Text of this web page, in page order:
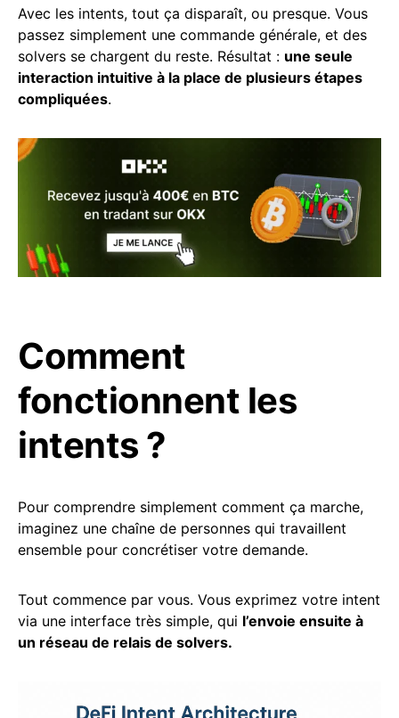
Avec les intents, tout ça disparaît, ou presque. Vous
passez simplement une commande générale, et des
solvers se chargent du reste. Résultat : une seule
interaction intuitive à la place de plusieurs étapes
compliquées.
Comment
fonctionnent les
intents ?
Pour comprendre simplement comment ça marche,
imaginez une chaîne de personnes qui travaillent
ensemble pour concrétiser votre demande.
Tout commence par vous. Vous exprimez votre intent
via une interface très simple, qui l’envoie ensuite à
un réseau de relais de solvers.